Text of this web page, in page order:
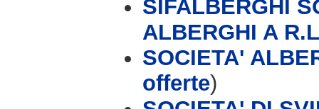
SIFALBERGHI
ALBERGHI A
SOCIETA'
offerte)